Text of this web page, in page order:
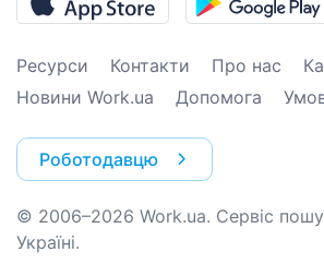
Ресурси Контакти Про нас
Новини Work.ua
Допомога
Роботодавцю
© 2006–2026 Work.ua. Сервіс
Україні.